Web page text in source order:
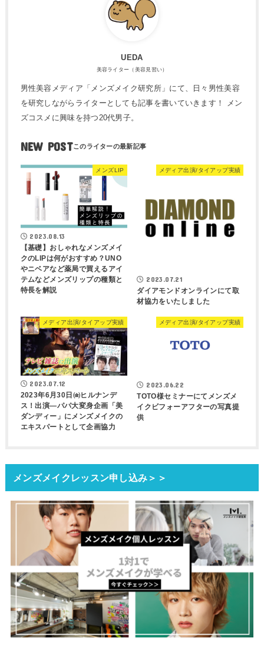
UEDA
美容ライター（美容見習い）
男性美容メディア「メンズメイク研究所」にて、日々男性美容
を研究しながらライターとしても記事を書いていきます！ メン
ズコスメに興味を持つ20代男子。
NEW POST
メンズLIP
2023.08.13
【基礎】おしゃれなメンズメイ
クのLIPは何がおすすめ？UNO
やニベアなど薬局で買えるアイ
テムなどメンズリップの種類と
特長を解説
メディア出演/タイアップ実績
2023.07.21
ダイアモンドオンラインにて取
材協力をいたしました
メディア出演/タイアップ実績
2023.07.12
2023年6月30日㈮ヒルナンデ
ス！出演―パパ大変身企画「美
ダンディー」にメンズメイクの
エキスパートとして企画協力
メディア出演/タイアップ実績
2023.06.22
TOTO様セミナーにてメンズメ
イクビフォーアフターの写真提
供
メンズメイクレッスン申し込み＞＞